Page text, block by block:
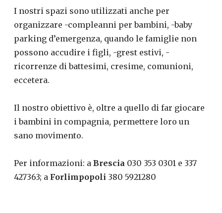
I nostri spazi sono utilizzati anche per
organizzare -compleanni per bambini, -baby
parking d’emergenza, quando le famiglie non
possono accudire i figli, -grest estivi, -
ricorrenze di battesimi, cresime, comunioni,
eccetera.
Il nostro obiettivo è, oltre a quello di far giocare
i bambini in compagnia, permettere loro un
sano movimento.
Per informazioni: a Brescia 030 353 0301 e 337
427363; a Forlimpopoli 380 5921280